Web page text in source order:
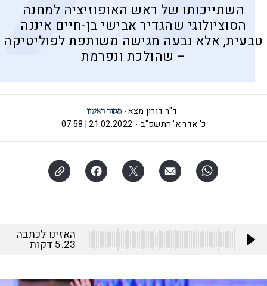
השתייכותו של ראש האופוזיציה למחנה
הסוציולוגי שהגדיר אבישי בן-חיים איננה
טבעית, אלא נבעה מגישה משותפת לפוליטיקה
– שהולכת ונפרמת
ד"ר דורון מצא
כ' אדר א' התשפ"ב
21.02.2022 | 07:58
האזינו לכתבה
5:23 דקות